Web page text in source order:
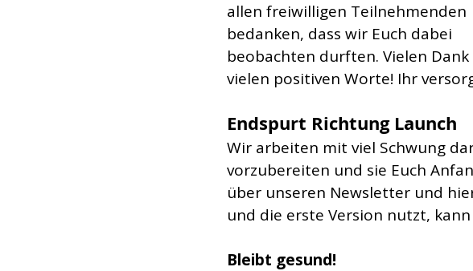
allen freiwilligen Teilnehmenden
bedanken, dass wir Euch dabei
beobachten durften. Vielen
vielen positiven Worte! Ihr
Endspurt Richtung Launch
Wir arbeiten mit viel Schwung
vorzubereiten und sie Euch
über unseren Newsletter und
und die erste Version nutzt,
Bleibt gesund!